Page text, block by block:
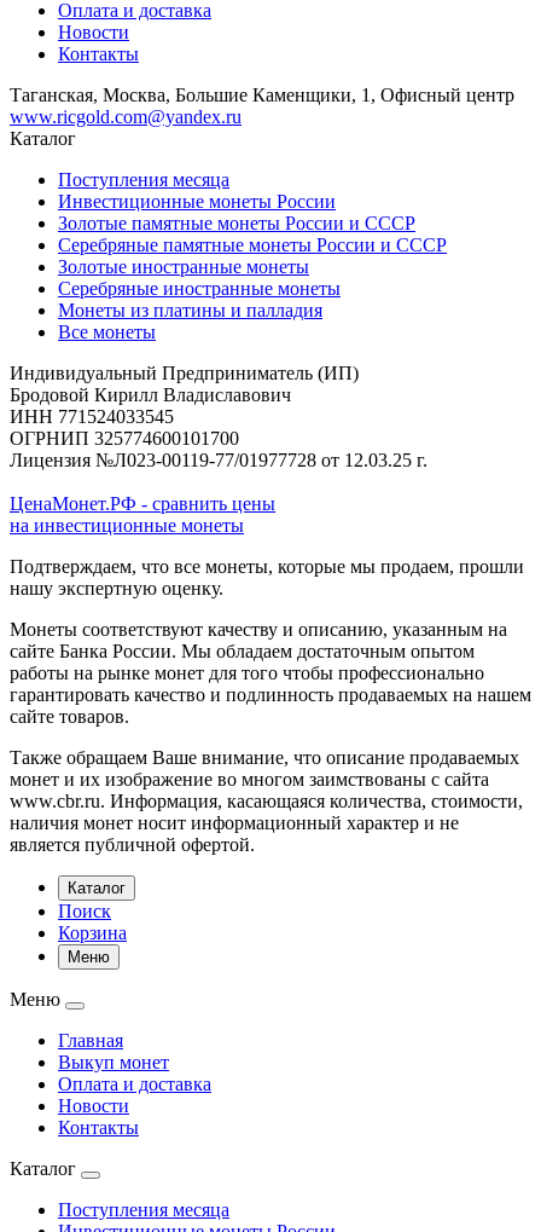
Оплата и доставка
Новости
Контакты
Таганская, Москва, Большие Каменщики, 1, Офисный центр
www.ricgold.com@yandex.ru
Каталог
Поступления месяца
Инвестиционные монеты России
Золотые памятные монеты России и СССР
Серебряные памятные монеты России и СССР
Золотые иностранные монеты
Серебряные иностранные монеты
Монеты из платины и палладия
Все монеты
Индивидуальный Предприниматель (ИП)
Бродовой Кирилл Владиславович
ИНН 771524033545
ОГРНИП 325774600101700
Лицензия №Л023-00119-77/01977728 от 12.03.25 г.
ЦенаМонет.РФ - сравнить цены
на инвестиционные монеты
Подтверждаем, что все монеты, которые мы продаем, прошли
нашу экспертную оценку.
Монеты соответствуют качеству и описанию, указанным на
сайте Банка России. Мы обладаем достаточным опытом
работы на рынке монет для того чтобы профессионально
гарантировать качество и подлинность продаваемых на нашем
сайте товаров.
Также обращаем Ваше внимание, что описание продаваемых
монет и их изображение во многом заимствованы с сайта
www.cbr.ru. Информация, касающаяся количества, стоимости,
наличия монет носит информационный характер и не
является публичной офертой.
Каталог
Поиск
Корзина
Меню
Меню
Главная
Выкуп монет
Оплата и доставка
Новости
Контакты
Каталог
Поступления месяца